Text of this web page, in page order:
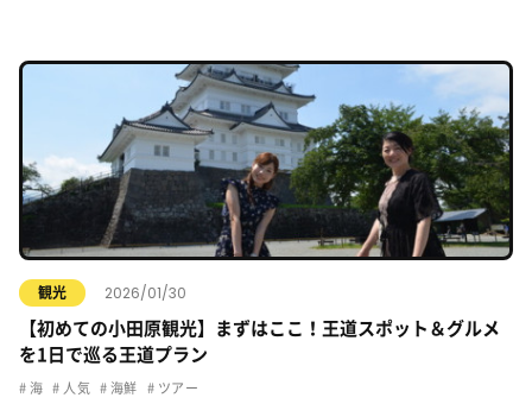
観光 2026/01/30
【初めての小田原観光】まずはここ！王道スポット＆グルメ
を1日で巡る王道プラン
海 人気 海鮮 ツアー